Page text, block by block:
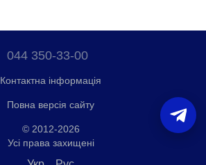
044 350-33-00
Контактна інформація
Повна версія сайту
© 2012-2026
Усі права захищені